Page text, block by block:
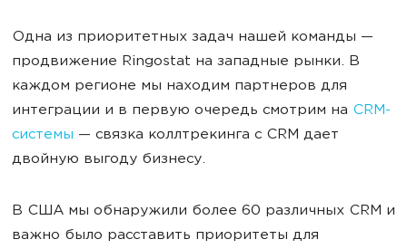
Одна из приоритетных задач нашей команды —
продвижение Ringostat на западные рынки. В
каждом регионе мы находим партнеров для
интеграции и в первую очередь смотрим на CRM-
системы — связка коллтрекинга с CRM дает
двойную выгоду бизнесу.
В США мы обнаружили более 60 различных CRM и
важно было расставить приоритеты для